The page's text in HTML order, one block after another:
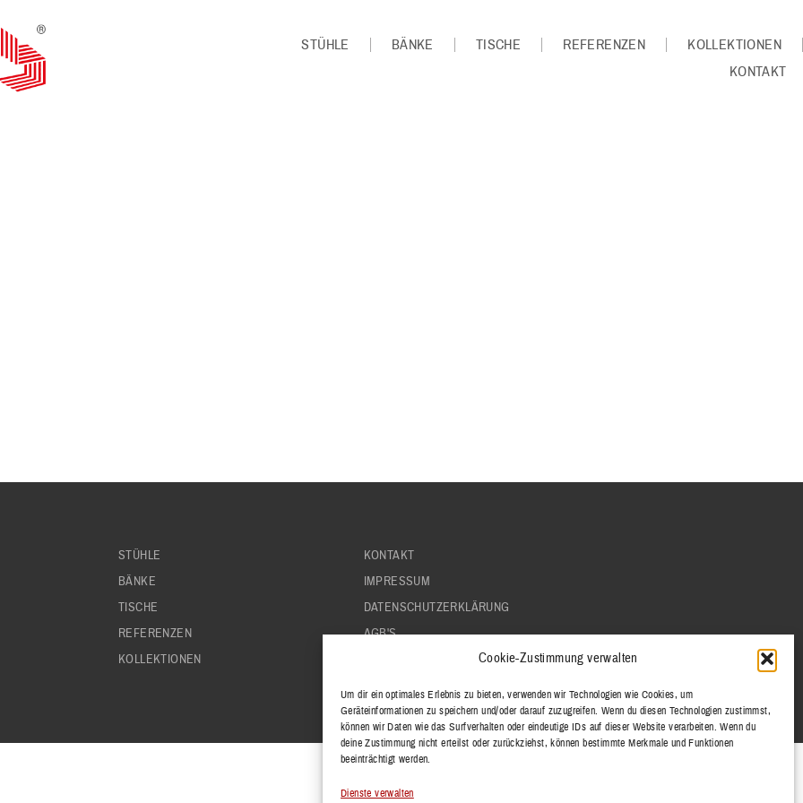
Cookie-Zustimmung verwalten
Um dir ein optimales Erlebnis zu bieten, verwenden wir Technologien wie Cookies, um
Geräteinformationen zu speichern und/oder darauf zuzugreifen. Wenn du diesen Technologien zustimmst,
können wir Daten wie das Surfverhalten oder eindeutige IDs auf dieser Website verarbeiten. Wenn du
deine Zustimmung nicht erteilst oder zurückziehst, können bestimmte Merkmale und Funktionen
beeinträchtigt werden.
Dienste verwalten
STÜHLE BÄNKE TISCHE REFERENZEN
KOLLEKTIONEN
KONTAKT
STÜHLE
BÄNKE
TISCHE
REFERENZEN
KOLLEKTIONEN
KONTAKT
IMPRESSUM
DATENSCHUTZERKLÄRUNG
AGB'S